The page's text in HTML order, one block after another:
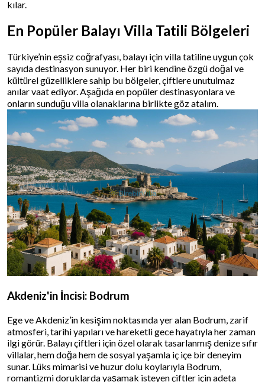
kılar.
En Popüler Balayı Villa Tatili Bölgeleri
Türkiye’nin eşsiz coğrafyası, balayı için villa tatiline uygun çok
sayıda destinasyon sunuyor. Her biri kendine özgü doğal ve
kültürel güzelliklere sahip bu bölgeler, çiftlere unutulmaz
anılar vaat ediyor. Aşağıda en popüler destinasyonlara ve
onların sunduğu villa olanaklarına birlikte göz atalım.
Akdeniz'in İncisi: Bodrum
Ege ve Akdeniz’in kesişim noktasında yer alan Bodrum, zarif
atmosferi, tarihi yapıları ve hareketli gece hayatıyla her zaman
ilgi görür. Balayı çiftleri için özel olarak tasarlanmış denize sıfır
villalar, hem doğa hem de sosyal yaşamla iç içe bir deneyim
sunar. Lüks mimarisi ve huzur dolu koylarıyla Bodrum,
romantizmi doruklarda yaşamak isteyen çiftler için adeta